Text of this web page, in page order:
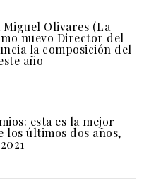
Miguel Olivares (La
nuevo Director del
la composición del
año
esta es la mejor
los últimos dos años,